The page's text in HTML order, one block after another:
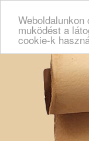
muködést a
cookie-k